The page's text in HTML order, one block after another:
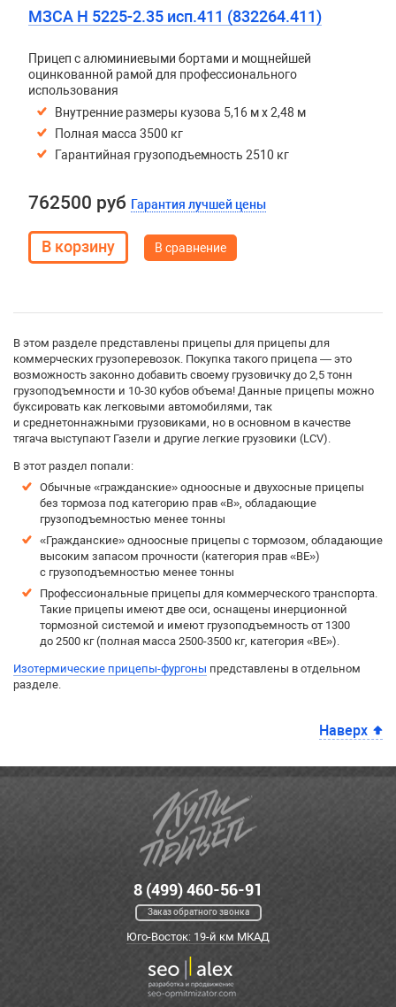
МЗСА H 5225-2.35 исп.411 (832264.411)
Прицеп с алюминиевыми бортами и мощнейшей
оцинкованной рамой для профессионального
использования
Внутренние размеры кузова 5,16 м х 2,48 м
Полная масса 3500 кг
Гарантийная грузоподъемность 2510 кг
762500 руб Гарантия лучшей цены
В сравнение
В этом разделе представлены прицепы для прицепы для
коммерческих грузоперевозок. Покупка такого прицепа — это
возможность законно добавить своему грузовичку до 2,5 тонн
грузоподъемности и 10-30 кубов объема! Данные прицепы можно
буксировать как легковыми автомобилями, так
и среднетоннажными грузовиками, но в основном в качестве
тягача выступают Газели и другие легкие грузовики (LCV).
В этот раздел попали:
Обычные «гражданские» одноосные и двухосные прицепы
без тормоза под категорию прав «B», обладающие
грузоподъемностью менее тонны
«Гражданские» одноосные прицепы с тормозом, обладающие
высоким запасом прочности (категория прав «BE»)
с грузоподъемностью менее тонны
Профессиональные прицепы для коммерческого транспорта.
Такие прицепы имеют две оси, оснащены инерционной
тормозной системой и имеют грузоподъемность от 1300
до 2500 кг (полная масса 2500-3500 кг, категория «BE»).
Изотермические прицепы-фургоны представлены в отдельном
разделе.
Наверх
8 (499) 460-56-91
Заказ обратного звонка
Юго-Восток: 19-й км МКАД